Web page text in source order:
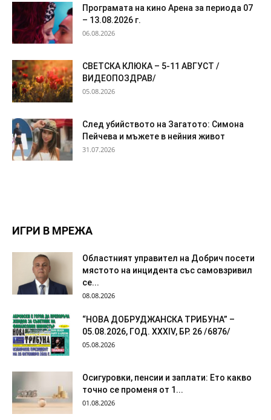
Програмата на кино Арена за периода 07
– 13.08.2026 г.
06.08.2026
СВЕТСКА КЛЮКА – 5-11 АВГУСТ /
ВИДЕОПОЗДРАВ/
05.08.2026
След убийството на Загатото: Симона
Пейчева и мъжете в нейния живот
31.07.2026
ИГРИ В МРЕЖА
Областният управител на Добрич посети
мястото на инцидента със самовзривил
се...
08.08.2026
“НОВА ДОБРУДЖАНСКА ТРИБУНА” –
05.08.2026, ГОД. XXХIV, БР. 26 /6876/
05.08.2026
Осигуровки, пенсии и заплати: Ето какво
точно се променя от 1...
01.08.2026